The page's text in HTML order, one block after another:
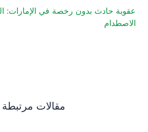
عقوبة حادث بدون رخصة في الإمارات:
الاصطدام
مقالات مرتبطة